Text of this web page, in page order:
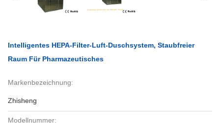
Intelligentes HEPA-Filter-Luft-Duschsystem, Staubfreier
Raum Für Pharmazeutisches
Markenbezeichnung:
Zhisheng
Modellnummer: